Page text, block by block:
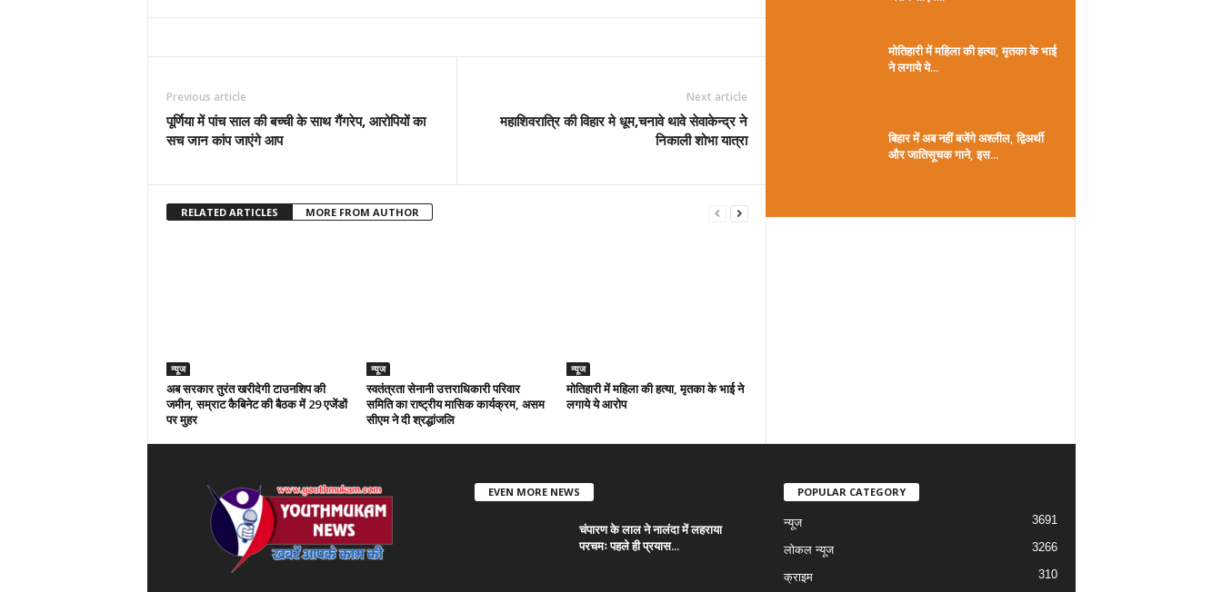
Previous article
पूर्णिया में पांच साल की बच्ची के साथ गैंगरेप, आरोपियों का
सच जान कांप जाएंगे आप
Next article
महाशिवरात्रि की विहार मे धूम,चनावे थावे सेवाकेन्द्र ने
निकाली शोभा यात्रा
RELATED ARTICLES MORE FROM AUTHOR
न्यूज
अब सरकार तुरंत खरीदेगी टाउनशिप की
जमीन, सम्राट कैबिनेट की बैठक में 29 एजेंडों
पर मुहर
न्यूज
स्वतंत्रता सेनानी उत्तराधिकारी परिवार
समिति का राष्ट्रीय मासिक कार्यक्रम, असम
सीएम ने दी श्रद्धांजलि
न्यूज
मोतिहारी में महिला की हत्या, मृतका के भाई ने
लगाये ये आरोप
मोतिहारी में महिला की हत्या, मृतका के भाई
ने लगाये ये...
बिहार में अब नहीं बजेंगे अश्लील, द्विअर्थी
और जातिसूचक गाने, इस...
EVEN MORE NEWS
चंपारण के लाल ने नालंदा में लहराया
परचमः पहले ही प्रयास...
POPULAR CATEGORY
न्यूज 3691
लोकल न्यूज 3266
क्राइम 310